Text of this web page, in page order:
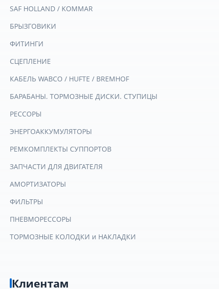
SAF HOLLAND / KOMMAR
БРЫЗГОВИКИ
ФИТИНГИ
СЦЕПЛЕНИЕ
КАБЕЛЬ WABCO / HUFTE / BREMHOF
БАРАБАНЫ. ТОРМОЗНЫЕ ДИСКИ. СТУПИЦЫ
РЕССОРЫ
ЭНЕРГОАККУМУЛЯТОРЫ
РЕМКОМПЛЕКТЫ СУППОРТОВ
ЗАПЧАСТИ ДЛЯ ДВИГАТЕЛЯ
АМОРТИЗАТОРЫ
ФИЛЬТРЫ
ПНЕВМОРЕССОРЫ
ТОРМОЗНЫЕ КОЛОДКИ и НАКЛАДКИ
Клиентам